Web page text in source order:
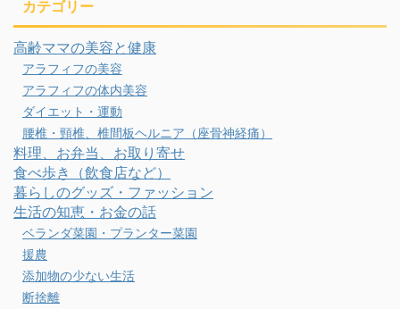
カテゴリー
高齢ママの美容と健康
アラフィフの美容
アラフィフの体内美容
ダイエット・運動
腰椎・頸椎、椎間板ヘルニア（座骨神経痛）
料理、お弁当、お取り寄せ
食べ歩き（飲食店など）
暮らしのグッズ・ファッション
生活の知恵・お金の話
ベランダ菜園・プランター菜園
援農
添加物の少ない生活
断捨離